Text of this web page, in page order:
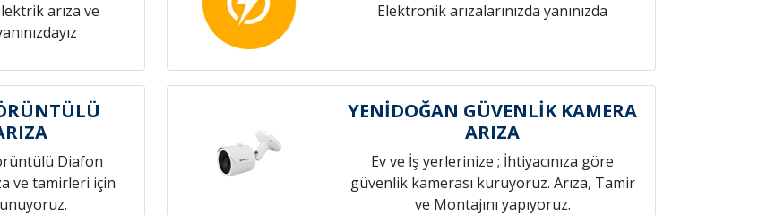
arıza ve
Elektronik arızalarınızda yanınızda
Diafon
ve tamirleri için
YENİDOĞAN GÜVENLİK KAMERA
ARIZA
Ev ve İş yerlerinize ; İhtiyacınıza göre
güvenlik kamerası kuruyoruz. Arıza, Tamir
ve Montajını yapıyoruz.